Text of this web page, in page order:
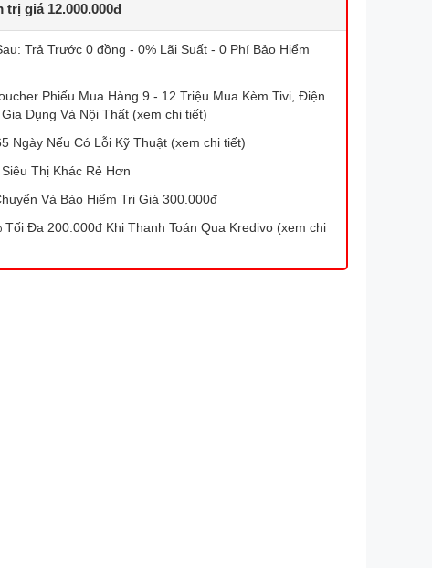
trị giá 12.000.000đ
Trả Trước 0 đồng - 0% Lãi Suất - 0 Phí Bảo Hiểm
Phiếu Mua Hàng 9 - 12 Triệu Mua Kèm Tivi, Điện
Dụng Và Nội Thất (xem chi tiết)
Ngày Nếu Có Lỗi Kỹ Thuật (xem chi tiết)
Thị Khác Rẻ Hơn
Và Bảo Hiểm Trị Giá 300.000đ
Tối Đa 200.000đ Khi Thanh Toán Qua Kredivo (xem chi